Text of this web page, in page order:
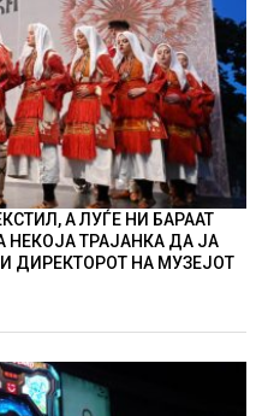
А ЛУЃЕ НИ БАРААТ
НЕКОЈА ТРАЈАНКА ДА ЈА
ДИРЕКТОРОТ НА МУЗЕЈОТ